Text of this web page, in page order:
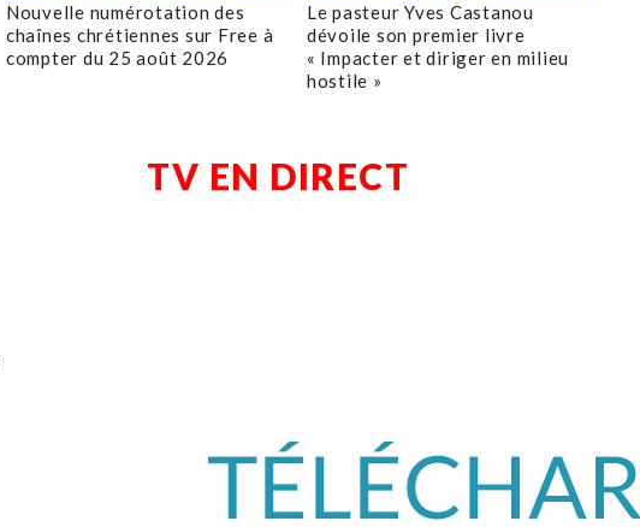
Nouvelle numérotation des
chaînes chrétiennes sur Free à
compter du 25 août 2026
Le pasteur Yves Castanou
dévoile son premier livre
« Impacter et diriger en milieu
hostile »
TV EN DIRECT